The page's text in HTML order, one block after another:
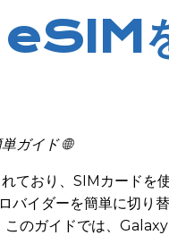
ガイド 🌐
おり、SIMカードを
イダーを簡単に切り
のガイドでは、